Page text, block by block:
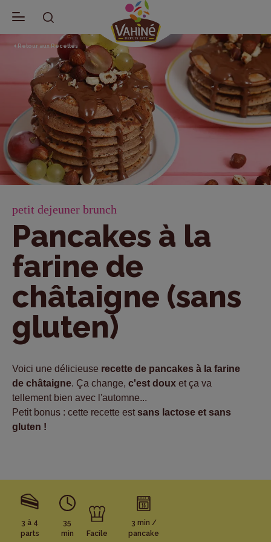
Retour aux Recettes
petit dejeuner brunch
Pancakes à la
farine de
châtaigne (sans
gluten)
Voici une délicieuse recette de pancakes à la farine
de châtaigne. Ça change, c'est doux et ça va
tellement bien avec l'automne...
Petit bonus : cette recette est sans lactose et sans
gluten !
3 à 4
parts
35
min
Facile
3 min /
pancake